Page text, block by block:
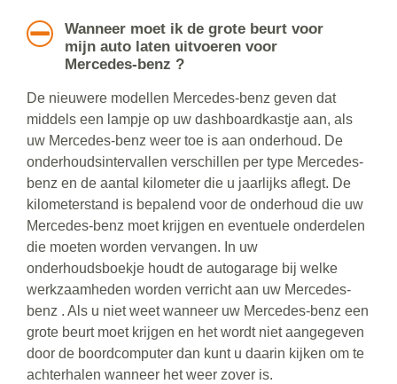
Wanneer moet ik de grote beurt voor
mijn auto laten uitvoeren voor
Mercedes-benz ?
De nieuwere modellen Mercedes-benz geven dat
middels een lampje op uw dashboardkastje aan, als
uw Mercedes-benz weer toe is aan onderhoud. De
onderhoudsintervallen verschillen per type Mercedes-
benz en de aantal kilometer die u jaarlijks aflegt. De
kilometerstand is bepalend voor de onderhoud die uw
Mercedes-benz moet krijgen en eventuele onderdelen
die moeten worden vervangen. In uw
onderhoudsboekje houdt de autogarage bij welke
werkzaamheden worden verricht aan uw Mercedes-
benz . Als u niet weet wanneer uw Mercedes-benz een
grote beurt moet krijgen en het wordt niet aangegeven
door de boordcomputer dan kunt u daarin kijken om te
achterhalen wanneer het weer zover is.